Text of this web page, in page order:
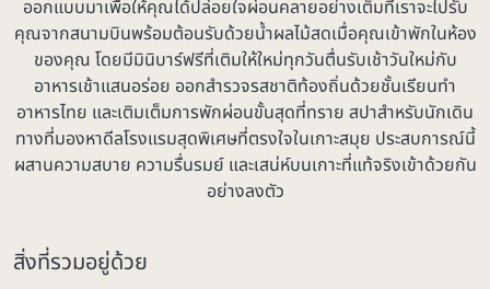
ออกแบบมาเพื่อให้คุณได้ปล่อยใจผ่อนคลายอย่างเต็มที่เราจะไปรับ
คุณจากสนามบินพร้อมต้อนรับด้วยน้ำผลไม้สดเมื่อคุณเข้าพักในห้อง
ของคุณ โดยมีมินิบาร์ฟรีที่เติมให้ใหม่ทุกวันตื่นรับเช้าวันใหม่กับ
อาหารเช้าแสนอร่อย ออกสำรวจรสชาติท้องถิ่นด้วยชั้นเรียนทำ
อาหารไทย และเติมเต็มการพักผ่อนขั้นสุดที่ทราย สปาสำหรับนักเดิน
ทางที่มองหาดีลโรงแรมสุดพิเศษที่ตรงใจในเกาะสมุย ประสบการณ์นี้
ผสานความสบาย ความรื่นรมย์ และเสน่ห์บนเกาะที่แท้จริงเข้าด้วยกัน
อย่างลงตัว
สิ่งที่รวมอยู่ด้วย